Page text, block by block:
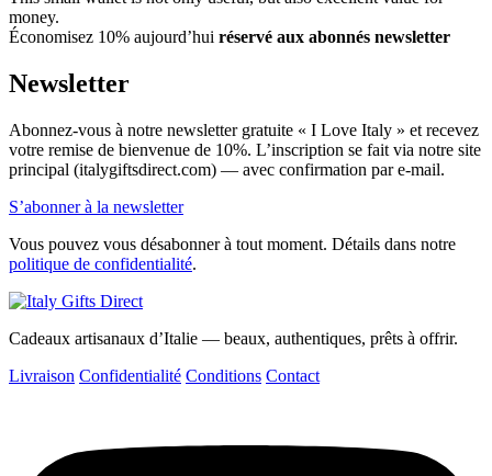
money.
Économisez 10% aujourd’hui réservé aux abonnés newsletter
Newsletter
Abonnez-vous à notre newsletter gratuite « I Love Italy » et recevez
votre remise de bienvenue de 10%. L’inscription se fait via notre site
principal (italygiftsdirect.com) — avec confirmation par e-mail.
S’abonner à la newsletter
Vous pouvez vous désabonner à tout moment. Détails dans notre
politique de confidentialité.
Cadeaux artisanaux d’Italie — beaux, authentiques, prêts à offrir.
Livraison Confidentialité Conditions Contact